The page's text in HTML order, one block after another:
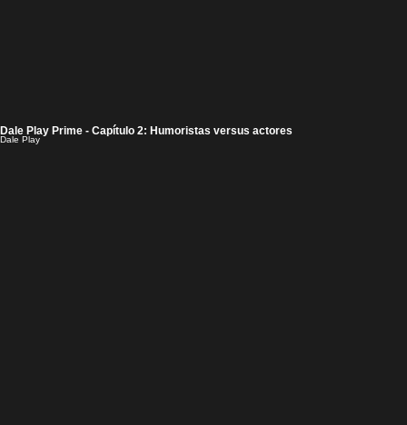
Dale Play Prime - Capítulo 2: Humoristas versus actores
Dale Play